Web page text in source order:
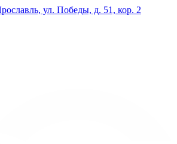
ул. Победы, д. 51, кор. 2